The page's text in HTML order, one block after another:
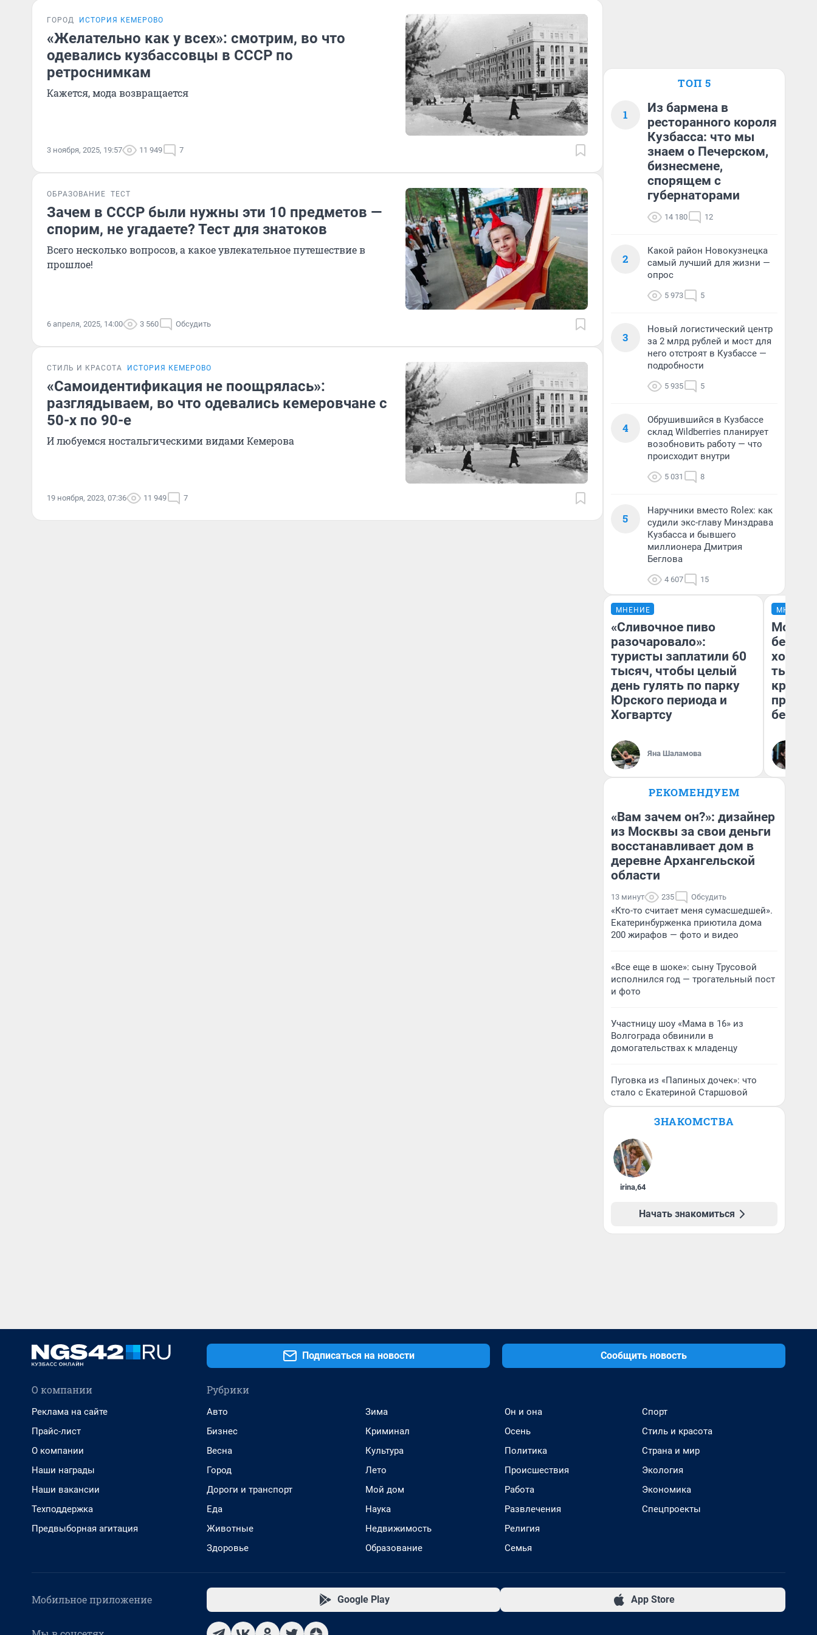
ГОРОД ИСТОРИЯ КЕМЕРОВО
«Желательно как у всех»: смотрим, во что
одевались кузбассовцы в СССР по
ретроснимкам
Кажется, мода возвращается
3 ноября, 2025, 19:57 11 949 7
ОБРАЗОВАНИЕ ТЕСТ
Зачем в СССР были нужны эти 10 предметов —
спорим, не угадаете? Тест для знатоков
Всего несколько вопросов, а какое увлекательное путешествие в
прошлое!
6 апреля, 2025, 14:00 3 560 Обсудить
СТИЛЬ И КРАСОТА ИСТОРИЯ КЕМЕРОВО
«Самоидентификация не поощрялась»:
разглядываем, во что одевались кемеровчане с
50-х по 90-е
И любуемся ностальгическими видами Кемерова
19 ноября, 2023, 07:36 11 949 7
ТОП 5
1
Из бармена в
ресторанного короля
Кузбасса: что мы
знаем о Печерском,
бизнесмене,
спорящем с
губернаторами
14 180 12
2
Какой район Новокузнецка
самый лучший для жизни —
опрос
5 973 5
3
Новый логистический центр
за 2 млрд рублей и мост для
него отстроят в Кузбассе —
подробности
5 935 5
4
Обрушившийся в Кузбассе
склад Wildberries планирует
возобновить работу — что
происходит внутри
5 031 8
5
Наручники вместо Rolex: как
судили экс-главу Минздрава
Кузбасса и бывшего
миллионера Дмитрия
Беглова
4 607 15
МНЕНИЕ
«Сливочное пиво
разочаровало»:
туристы заплатили 60
тысяч, чтобы целый
день гулять по парку
Юрского периода и
Хогвартсу
Яна Шаламова
МНЕНИЕ
Мой
хотела
тысяч,
РЕКОМЕНДУЕМ
«Вам зачем он?»: дизайнер
из Москвы за свои деньги
восстанавливает дом в
деревне Архангельской
области
13 минут 235 Обсудить
«Кто-то считает меня сумасшедшей».
Екатеринбурженка приютила дома
200 жирафов — фото и видео
«Все еще в шоке»: сыну Трусовой
исполнился год — трогательный пост
и фото
Участницу шоу «Мама в 16» из
Волгограда обвинили в
домогательствах к младенцу
Пуговка из «Папиных дочек»: что
стало с Екатериной Старшовой
ЗНАКОМСТВА
irina,64
Начать знакомиться
Подписаться на новости Сообщить новость
О компании
Реклама на сайте
Прайс-лист
О компании
Наши награды
Наши вакансии
Техподдержка
Предвыборная агитация
Рубрики
Авто
Бизнес
Весна
Город
Дороги и транспорт
Еда
Животные
Здоровье
Зима
Криминал
Культура
Лето
Мой дом
Наука
Недвижимость
Образование
Он и она
Осень
Политика
Происшествия
Работа
Развлечения
Религия
Семья
Спорт
Стиль и красота
Страна и мир
Экология
Экономика
Спецпроекты
Мобильное приложение Google Play App Store